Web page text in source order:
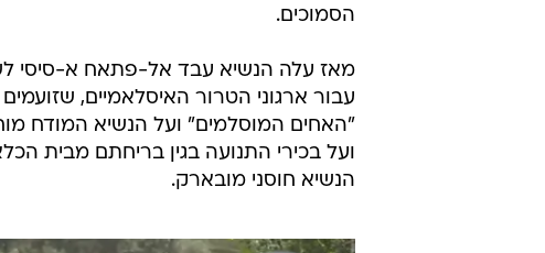
הסמוכים.
מאז עלה הנשיא עבד אל-פתאח א-סיסי
עבור ארגוני הטרור האיסלאמיים,
"האחים המוסלמים" ועל הנשיא המודח
הנשיא חוסני מובארק.